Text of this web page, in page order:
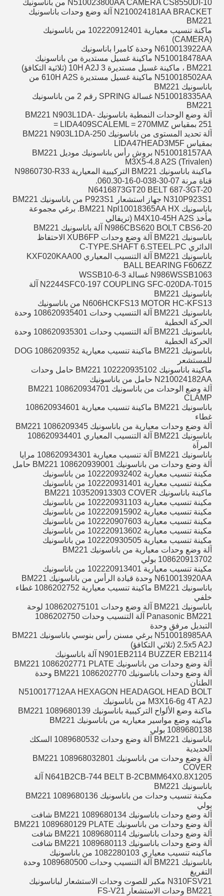
N510023800AA CAMERA CS8550DI-10 من باناسونيك
N210024181AA BRACKET آلة وضع وحدات باناسونيك
BM221
ماكنة تنسيب معيارية 102220912401 من باناسونيك
(CAMERA)
N610013922AA وحدة كاميرا باناسونيك
N510018478AA ماكينة غسيل مستديرة من باناسونيك
BM221 ، ماكينة غسيل مستديرة 3 10H A2J (ثلاثية التكافؤ)
N510018502AA ماكينة غسيل مستديرة 610H A2S من
باناسونيك BM221
N510018335AA غسالة SPRING رقم 2 من باناسونيك
BM221
آلة وضع الوحدات النمطية باناسونيك BM221 N903L1DA-
251 بمقياس LIDA409SCALEML = 270MMZ =
آلة تحديد المستوى من باناسونيك BM221 N903L1DA-250
بمقياس LIDA47HEAD3M5F
N510018157AA بروش رأس باناسونيك موديل BM221
M3X5-4.8 A2S (Trivalen)
ماكينة باناسونيك BM221 التركيبية المعيارية N9860730-R33
قناة مرنة 07-30-038-0-16-060.30.
N6416873GT20 BELT 687-3GT-20
N310P923S1 جهاز استشعار P923S1 من باناسونيك BM221
باناسونيك BM221 Npl10018365AA HX.
برغي مجموعة
مأخذ M4X10-45H A2S (تريفالي
N986CBS620 BOLT CBS6-20 آلة باناسونيك BM221
باناسونيك BM221 آلة وضع وحدات XUB6FP الاحتفاظ
الدائري C-TYPE.SHAFT 6.STEEL.PC
باناسونيك BM221 آلة التنسيب المعياري KXF020KAA00
BALL BEARING F606ZZ
N986WSSB1063 غسالة WSSB10-6-3
N2244SFC0-197 COUPLING SFC-020DA-T015 آلة
باناسونيك BM221
N606HCKFS13 MOTOR HC-KFS13 من باناسونيك
باناسونيك BM221 آلة التنسيب وحدات 108620935401 وحدة
الحركة الخطية
باناسونيك BM221 آلة التنسيب وحدات 108620935301 وحدة
الحركة الخطية
باناسونيك BM221 ماكينة تنسيب معيارية 1086209352 DOG
للمستشعر
ماكينة باناسونيك BM221 102220935102 حامل وحدات
N210024182AA حامل من باناسونيك
آلة وضع الوحدات من باناسونيك BM221 108620934701
CLAMP
باناسونيك BM221 ماكينة تنسيب معيارية 108620934601
غطاء
آلة وضع وحدات معيارية من باناسونيك BM221 1086209345
باناسونيك BM221 آلة التنسيب المعياري 108620934401
المرآة
باناسونيك BM221 آلة تنسيب معيارية 108620934301 مرايا
آلة وضع وحدات من باناسونيك BM221 108620939001 حامل
مكينة تنسيب معيارية 102220932402 من باناسونيك
مكينة تنسيب معيارية 102220931401 من باناسونيك
ماكينة باناسونيك BM221 103520913303 COVER
مكينة تنسيب معيارية 102220931103 من باناسونيك
مكينة تنسيب معيارية 102220915902 من باناسونيك
مكينة تنسيب معيارية 102220907603 من باناسونيك
مكينة تنسيب معيارية 102220913602 من باناسونيك
مكينة تنسيب معيارية 102220930505 من باناسونيك
آلة وضع وحدات معيارية من باناسونيك BM221
108620913702 بولي
مكينة تنسيب معيارية 102220913401 من باناسونيك
N610013920AA وحدة قيادة الرأس من باناسونيك BM221
باناسونيك BM221 ماكينة تنسيب معيارية 1086202752 غطاء
خلفي
باناسونيك BM221 آلة وضع وحدات 108620275101 لوحة
Panasonic BM221 آلة التنسيب وحدات 1086202750
التبديل مرفق وحدة
N510018985AA برغي مسنن رأس بنوسي باناسونيك BM221
2.5x5 A2J (ثلاثي التكافؤ)
N901EB2114 BUZZER EB2114 آلة باناسونيك
آلة وضع وحدات من باناسونيك BM221 1086202771 PLATE
آلة وضع وحدات باناسونيك BM221 1086202770 وحدة
الطنان
N510017712AA HEXAGON HEADAGOL HEAD BOLT
M3X16-6g 4T A2J من باناسونيك
ماكنة وضع الألواح التركيبية باناسونيك BM221 1089680139
ماكينه وضع مواسير معياريه من باناسونيك BM221
1089680138 بولي
باناسونيك BM221 آلة وضع وحدات 1089680532 السكك
الحديدية
آلة وضع وحدات من باناسونيك BM221 108968032801
COVER
N641B2CB-744 BELT B-2CBMM64X0.8X1205 آلة
باناسونيك BM221
مكينة تنسيب وحدات من باناسونيك BM221 1089680136
بولي
آلة وضع وحدات باناسونيك BM221 1089680134 شافت
آلة وضع وحدات من باناسونيك BM221 1089680129 PLATE
آلة وضع وحدات باناسونيك BM221 1089680114 شافت
آلة وضع وحدات باناسونيك BM221 1089680113 شافت
ماكينه تنسيب معياري 1082280103 من باناسونيك
باناسونيك BM221 آلة التنسيب وحدات 1089680500 وحدة
التفريغ
N310FSV21 مكبر للصوت وحدات الاستشعار لباناسونيك
BM221 وحدات الاستشعار FS-V21